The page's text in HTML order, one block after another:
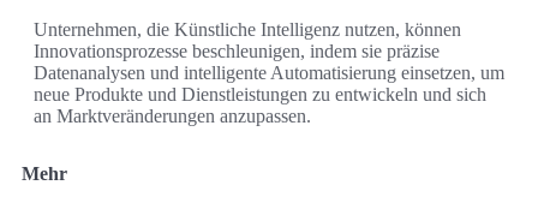
Unternehmen, die Künstliche Intelligenz nutzen, können
Innovationsprozesse beschleunigen, indem sie präzise
Datenanalysen und intelligente Automatisierung einsetzen, um
neue Produkte und Dienstleistungen zu entwickeln und sich
an Marktveränderungen anzupassen.
Mehr